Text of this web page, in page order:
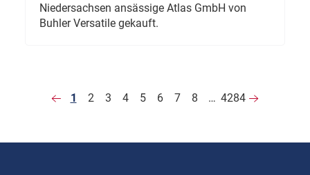
Niedersachsen ansässige Atlas GmbH von
Buhler Versatile gekauft.
1 2 3 4 5 6 7 8 … 4284